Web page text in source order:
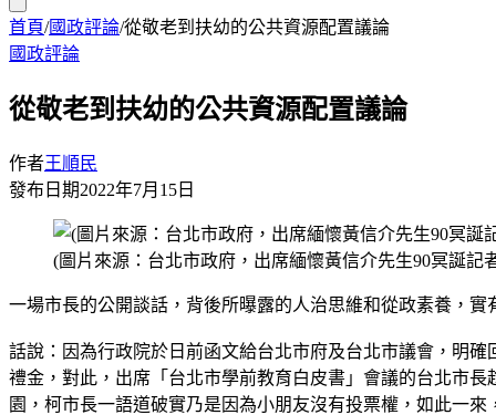
首頁/國政評論/從敬老到扶幼的公共資源配置議論
國政評論
從敬老到扶幼的公共資源配置議論
作者王順民
發布日期2022年7月15日
(圖片來源：台北市政府，出席緬懷黃信介先生90冥誕記
一場市長的公開談話，背後所曝露的人治思維和從政素養，實
話說：因為行政院於日前函文給台北市府及台北市議會，明
禮金，對此，出席「台北市學前教育白皮書」會議的台北市
園，柯市長一語道破實乃是因為小朋友沒有投票權，如此一